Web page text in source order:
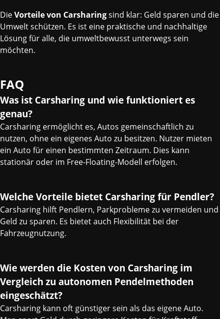
DieVorteile von Carsharingsind klar: Geld sparen und die
Umwelt schützen. Es ist eine praktische und nachhaltige
Lösung für alle, die umweltbewusst unterwegs sein
möchten.
FAQ
Was ist Carsharing und wie funktioniert es
genau?
Carsharing ermöglicht es, Autos gemeinschaftlich zu
nutzen, ohne ein eigenes Auto zu besitzen. Nutzer mieten
ein Auto für einen bestimmten Zeitraum. Dies kann
stationär oder im Free-Floating-Modell erfolgen.
Welche Vorteile bietet Carsharing für Pendler?
Carsharing hilft Pendlern, Parkprobleme zu vermeiden und
Geld zu sparen. Es bietet auch Flexibilität bei der
Fahrzeugnutzung.
Wie werden die Kosten von Carsharing im
Vergleich zu autonomen Pendelmethoden
eingeschätzt?
Carsharing kann oft günstiger sein als das eigene Auto.